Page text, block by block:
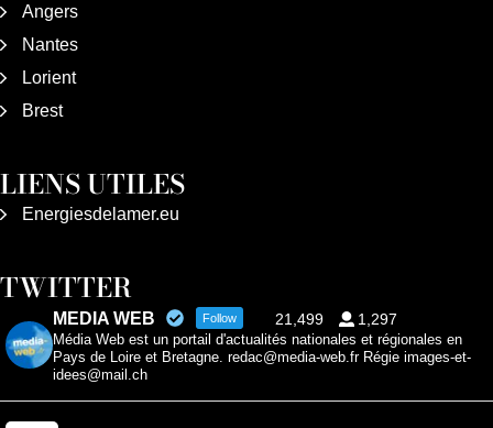
Angers
Nantes
Lorient
Brest
LIENS UTILES
Energiesdelamer.eu
TWITTER
MEDIA WEB Follow 21,499 1,297
Média Web est un portail d'actualités nationales et régionales en
Pays de Loire et Bretagne. redac@media-web.fr Régie images-et-
idees@mail.ch